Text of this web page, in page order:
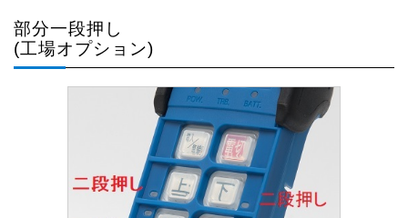
部分一段押し
(工場オプション)